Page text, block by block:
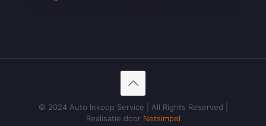
© 2024 Auto Inkoop Service | All Rights Reserved |
Realisatie door Netsimpel